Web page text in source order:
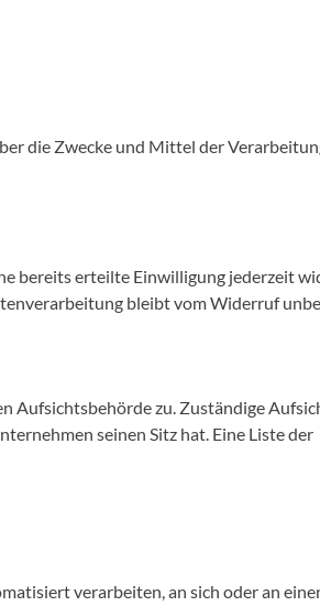
die Zwecke und Mittel der
bereits erteilte Einwilligung jederzeit
bleibt vom Widerruf
Aufsichtsbehörde zu. Zuständige
seinen Sitz hat. Eine Liste der
verarbeiten, an sich oder an